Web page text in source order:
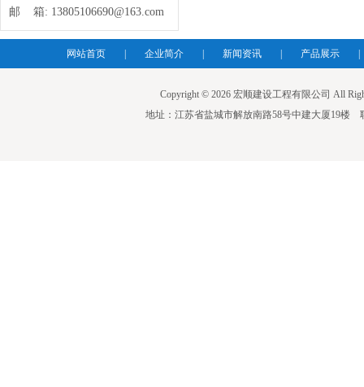
邮 箱: 13805106690@163.com
网站首页 | 企业简介 | 新闻资讯 | 产品展示 |
Copyright © 2026 宏顺建设工程有限公司 All
地址：江苏省盐城市解放南路58号中建大厦19楼